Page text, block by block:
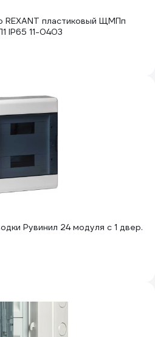
пластиковый ЩМПп
IP65 11-0403
Рувинил 24 модуля с 1 двер.